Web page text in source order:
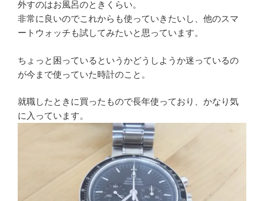
外すのはお風呂のときくらい。
非常に良いのでこれからも使っていきたいし、他のスマ
ートウォッチも試してみたいと思っています。
ちょっと困っているというかどうしようか迷っているの
が今まで使っていた時計のこと。
就職したときに買ったもので長年使っており、かなり気
に入っています。